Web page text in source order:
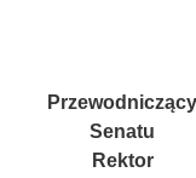
Przewodniczący
Senatu
Rektor